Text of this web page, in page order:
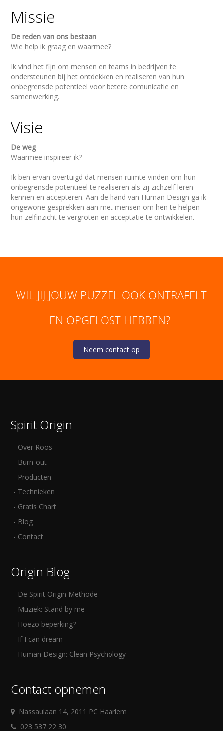
Missie
De reden van ons bestaan
Wie help ik graag en waarmee?
Ik vind het fijn om mensen en teams in bedrijven te
ondersteunen bij het ontdekken en realiseren van hun
onbegrensde potentieel voor betere comunicatie en
samenwerking.
Visie
De weg
Waarmee inspireer ik?
Ik ben ervan overtuigd dat mensen ruimte vinden om hun
onbegrensde potentieel te realiseren als zij zichzelf leren
kennen en accepteren. Aan de hand van Human Design ga ik
ongewone gesprekken aan met mensen om hen te helpen
hun zelfinzicht te vergroten en acceptatie te ontwikkelen.
WIL JIJ JOUW PUZZEL OOK ONTRAFELT
EN OPGELOST HEBBEN?
Neem contact op
Spirit Origin
Over Roos
Burn-out
Producten
Technieken
Gratis Chart
Blog
Contact
Origin Blog
De Spirit Origin Methode
Muziek: Stand by me
Hoezo beperking?
If I can dream
Human Design: Clean Psychology
Contact opnemen
Nassaulaan 14, 2011 PC Haarlem
023 537 22 30